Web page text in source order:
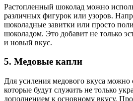
Растопленный шоколад можно
различных фигурок или узоров.
шоколадные завитки или просто
шоколадом. Это добавит не только
и новый вкус.
5. Медовые капли
Для усиления медового вкуса можно
которые будут служить не только
дополнением к основному вкусу.